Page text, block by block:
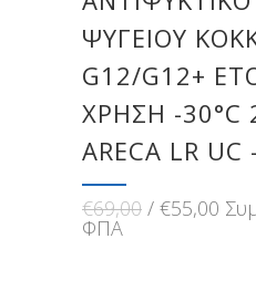
ΨΥΓΕΙΟΥ
G12/G12+
ΧΡΗΣΗ -30°C
ARECA LR UC
€69,00Original
€55,00 Η
ΦΠΑ